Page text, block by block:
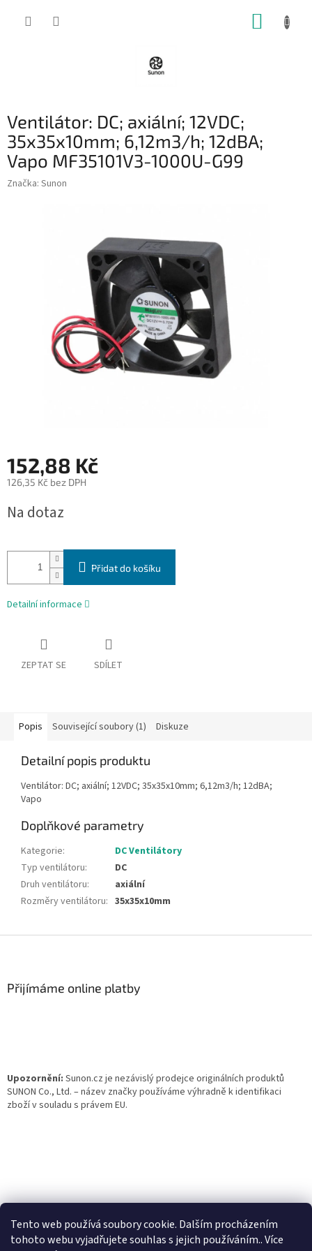
Tento web používá soubory cookie. Dalším procházením
tohoto webu vyjadřujete souhlas s jejich používáním.. Více
Ventilátor: DC; axiální; 12VDC;
35x35x10mm; 6,12m3/h; 12dBA;
Vapo MF35101V3-1000U-G99
Značka: Sunon
152,88 Kč
126,35 Kč bez DPH
cena:
Na dotaz
Přidat do košíku
Detailní informace
ZEPTAT SE SDÍLET
Popis Související soubory (1) Diskuze
Detailní popis produktu
Ventilátor: DC; axiální; 12VDC; 35x35x10mm; 6,12m3/h; 12dBA;
Vapo
Doplňkové parametry
Kategorie:
DC Ventilátory
Typ ventilátoru:
DC
Druh ventilátoru:
axiální
Rozměry ventilátoru: 35x35x10mm
Přijímáme online platby
Upozornění: Sunon.cz je nezávislý prodejce originálních produktů
SUNON Co., Ltd. – název značky používáme výhradně k identifikaci
zboží v souladu s právem EU.